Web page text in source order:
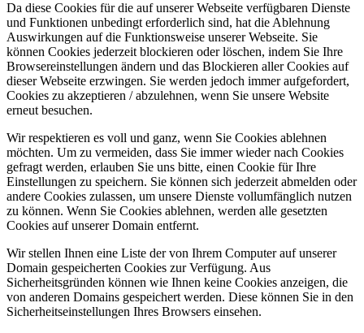
Da diese Cookies für die auf unserer Webseite verfügbaren Dienste
und Funktionen unbedingt erforderlich sind, hat die Ablehnung
Auswirkungen auf die Funktionsweise unserer Webseite. Sie
können Cookies jederzeit blockieren oder löschen, indem Sie Ihre
Browsereinstellungen ändern und das Blockieren aller Cookies auf
dieser Webseite erzwingen. Sie werden jedoch immer aufgefordert,
Cookies zu akzeptieren / abzulehnen, wenn Sie unsere Website
erneut besuchen.
Wir respektieren es voll und ganz, wenn Sie Cookies ablehnen
möchten. Um zu vermeiden, dass Sie immer wieder nach Cookies
gefragt werden, erlauben Sie uns bitte, einen Cookie für Ihre
Einstellungen zu speichern. Sie können sich jederzeit abmelden oder
andere Cookies zulassen, um unsere Dienste vollumfänglich nutzen
zu können. Wenn Sie Cookies ablehnen, werden alle gesetzten
Cookies auf unserer Domain entfernt.
Wir stellen Ihnen eine Liste der von Ihrem Computer auf unserer
Domain gespeicherten Cookies zur Verfügung. Aus
Sicherheitsgründen können wie Ihnen keine Cookies anzeigen, die
von anderen Domains gespeichert werden. Diese können Sie in den
Sicherheitseinstellungen Ihres Browsers einsehen.